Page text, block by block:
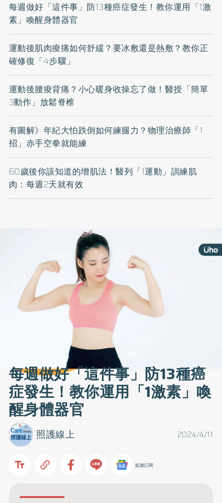
每週做好「這件事」防13種癌症發生！教你運用「1激
素」喚醒身體器官
運動後肌肉痠痛如何舒緩？要冰敷還是熱敷？教你正
確修復「4步驟」
運動後腰痠背痛？小心暖身收操忘了做！醫授「簡單
3動作」放鬆脊椎
有圖解》年紀大怕跌倒如何練腿力？物理治療師「1
招」赤手空拳就能練
60歲後你該知道的增肌法！醫列「1運動」訓練肌
肉：每週2天就有效
每週做好「這件事」防13種癌
症發生！教你運用「1激素」喚
醒身體器官
2024/4/11
照護線上
追蹤訂閱